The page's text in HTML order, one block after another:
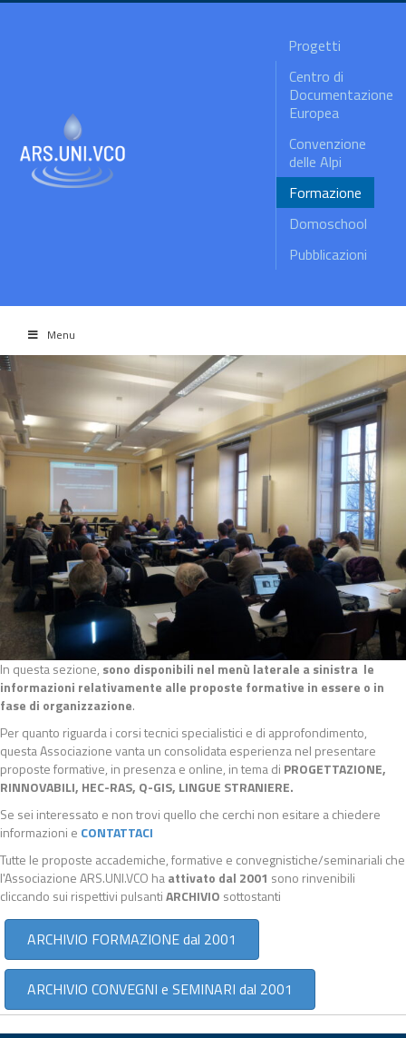
Progetti
Centro di
Documentazione
Europea
Convenzione
delle Alpi
Formazione
Domoschool
Pubblicazioni
Menu
In questa sezione, sono disponibili nel menù laterale a sinistra le
informazioni relativamente alle proposte formative in essere o in
fase di organizzazione.
Per quanto riguarda i corsi tecnici specialistici e di approfondimento,
questa Associazione vanta un consolidata esperienza nel presentare
proposte formative, in presenza e online, in tema di PROGETTAZIONE,
RINNOVABILI, HEC-RAS, Q-GIS, LINGUE STRANIERE.
Se sei interessato e non trovi quello che cerchi non esitare a chiedere
informazioni e CONTATTACI
Tutte le proposte accademiche, formative e convegnistiche/seminariali che
l'Associazione ARS.UNI.VCO haattivato dal 2001 sono rinvenibili
cliccando sui rispettivi pulsantiARCHIVIO sottostanti
ARCHIVIO FORMAZIONE dal 2001
ARCHIVIO CONVEGNI e SEMINARI dal 2001